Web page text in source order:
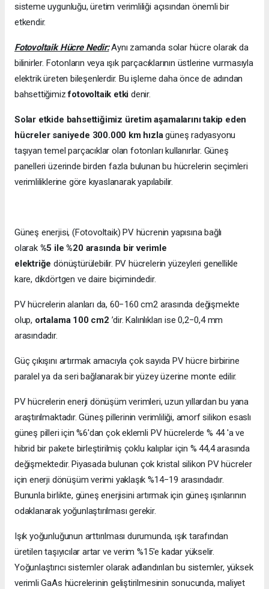
sisteme uygunluğu, üretim verimliliği açısından önemli bir
etkendir.
Fotovoltaik Hücre Nedir:Aynı zamanda solar hücre olarak da
bilinirler. Fotonların veya ışık parçacıklarının üstlerine vurmasıyla
elektrik üreten bileşenlerdir. Bu işleme daha önce de adından
bahsettiğimizfotovoltaik etkidenir.
Solar etkide bahsettiğimiz üretim aşamalarını takip eden
hücreler saniyede 300.000 km hızlagüneş radyasyonu
taşıyan temel parçacıklar olan fotonları kullanırlar. Güneş
panelleri üzerinde birden fazla bulunan bu hücrelerin seçimleri
verimliliklerine göre kıyaslanarak yapılabilir.
Güneş enerjisi, (Fotovoltaik) PV hücrenin yapısına bağlı
olarak %5 ile %20 arasında bir verimle
elektriğedönüştürülebilir. PV hücrelerin yüzeyleri genellikle
kare, dikdörtgen ve daire biçimindedir.
PV hücrelerin alanları da, 60−160 cm2 arasında değişmekte
olup, ortalama 100 cm2 ’dir. Kalınlıkları ise 0,2−0,4 mm
arasındadır.
Güç çıkışını artırmak amacıyla çok sayıda PV hücre birbirine
paralel ya da seri bağlanarak bir yüzey üzerine monte edilir.
PV hücrelerin enerji dönüşüm verimleri, uzun yıllardan bu yana
araştırılmaktadır. Güneş pillerinin verimliliği, amorf silikon esaslı
güneş pilleri için %6'dan çok eklemli PV hücrelerde % 44 'a ve
hibrid bir pakete birleştirilmiş çoklu kalıplar için % 44,4 arasında
değişmektedir. Piyasada bulunan çok kristal silikon PV hücreler
için enerji dönüşüm verimi yaklaşık %14−19 arasındadır.
Bununla birlikte, güneş enerjisini artırmak için güneş ışınlarının
odaklanarak yoğunlaştırılması gerekir.
Işık yoğunluğunun arttırılması durumunda, ışık tarafından
üretilen taşıyıcılar artar ve verim %15'e kadar yükselir.
Yoğunlaştırıcı sistemler olarak adlandırılan bu sistemler, yüksek
verimli GaAs hücrelerinin geliştirilmesinin sonucunda, maliyet